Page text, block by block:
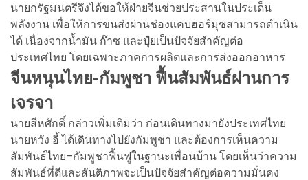
นายกรัฐมนตรีจึงได้ขอให้ฝ่ายจีนช่วยประสานในประเด็น
พลังงาน เพื่อให้การขนส่งผ่านช่องแคบฮอร์มุซสามารถดำเนิน
ได้ เนื่องจากน้ำมัน ก๊าซ และปุ๋ยเป็นปัจจัยสำคัญต่อ
ประเทศไทย โดยเฉพาะภาคการผลิตและการส่งออกอาหาร
จีนหนุนไทย-กัมพูชา ฟื้นสัมพันธ์ผ่านการ
เจรจา
นายสีหศักดิ์ กล่าวเพิ่มเติมว่า ก่อนเดินทางมายังประเทศไทย
นายหวัง อี้ ได้เดินทางไปยังกัมพูชา และต้องการเห็นความ
สัมพันธ์ไทย–กัมพูชาฟื้นฟูในฐานะเพื่อนบ้าน โดยเห็นว่าความ
สัมพันธ์ที่ดีและสันติภาพจะเป็นปัจจัยสำคัญต่อความมั่นคง